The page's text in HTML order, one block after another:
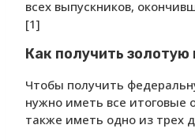
всех выпускников,
[1]
Как получить золотую
Чтобы получить
нужно иметь все итоговые
также иметь одно из трех